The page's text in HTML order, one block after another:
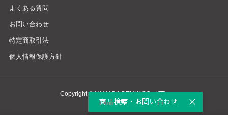
よくある質問
お問い合わせ
特定商取引法
個人情報保護方針
Copyright © YAMADA DENKI CO., LTD.
商品検索・お問い合わせ